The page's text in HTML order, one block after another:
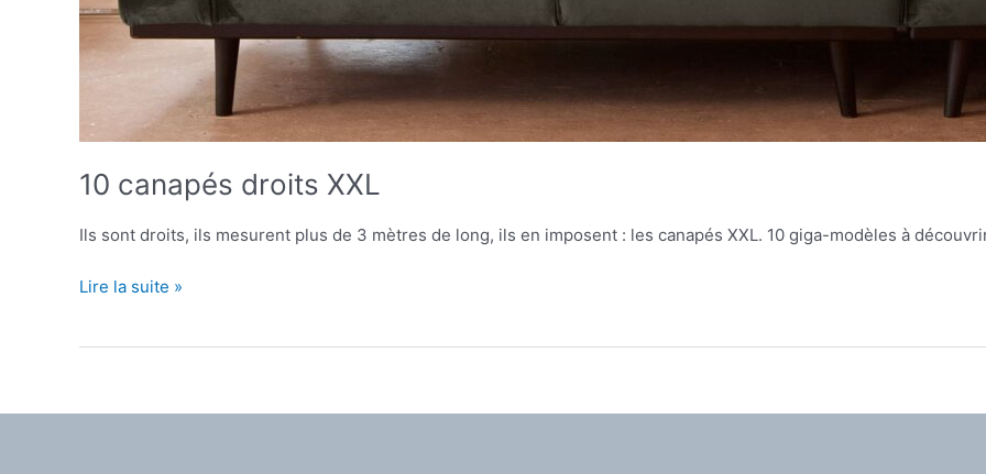
10 canapés droits XXL
Ils sont droits, ils mesurent plus de 3 mètres de long, ils en imposent : les canapés XXL. 10 giga-modèles à
10
Lire la suite »